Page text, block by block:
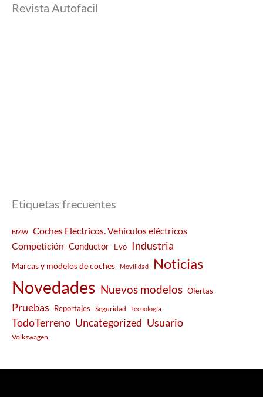
Revista Autofacil
Etiquetas frecuentes
BMW
Coches Eléctricos. Vehículos eléctricos
Competición Conductor Evo Industria
Marcas y modelos de coches Movilidad Noticias
Novedades Nuevos modelos Ofertas
Pruebas Reportajes Seguridad Tecnología
TodoTerreno Uncategorized Usuario
Volkswagen